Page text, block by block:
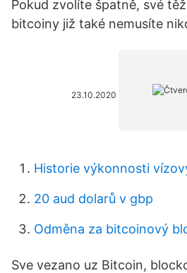
Pokud zvolíte špatně, své
bitcoiny již také nemusíte
23.10.2020
Historie výkonnosti
20 aud dolarů v gbp
Odměna za bitcoinový
Sve vezano uz Bitcoin,